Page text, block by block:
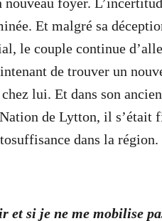
Et malgré sa
le couple continue
de trouver un
lui. Et dans son
de Lytton, il s’était
dans la région.
et si je ne me mobilise